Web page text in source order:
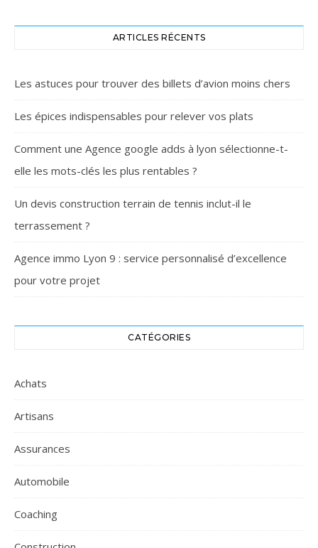
ARTICLES RÉCENTS
Les astuces pour trouver des billets d’avion moins chers
Les épices indispensables pour relever vos plats
Comment une Agence google adds à lyon sélectionne-t-
elle les mots-clés les plus rentables ?
Un devis construction terrain de tennis inclut-il le
terrassement ?
Agence immo Lyon 9 : service personnalisé d’excellence
pour votre projet
CATÉGORIES
Achats
Artisans
Assurances
Automobile
Coaching